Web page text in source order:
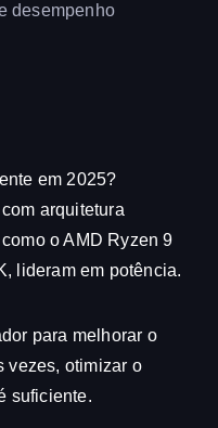
desempenho
em 2025?
arquitetura
o AMD Ryzen 9
lideram em potência.
para melhorar o
vezes, otimizar o
suficiente.